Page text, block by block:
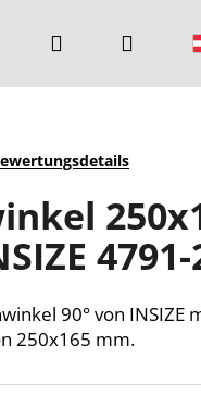
Suchen
4791-
90° von INSIZE
250x165 mm.